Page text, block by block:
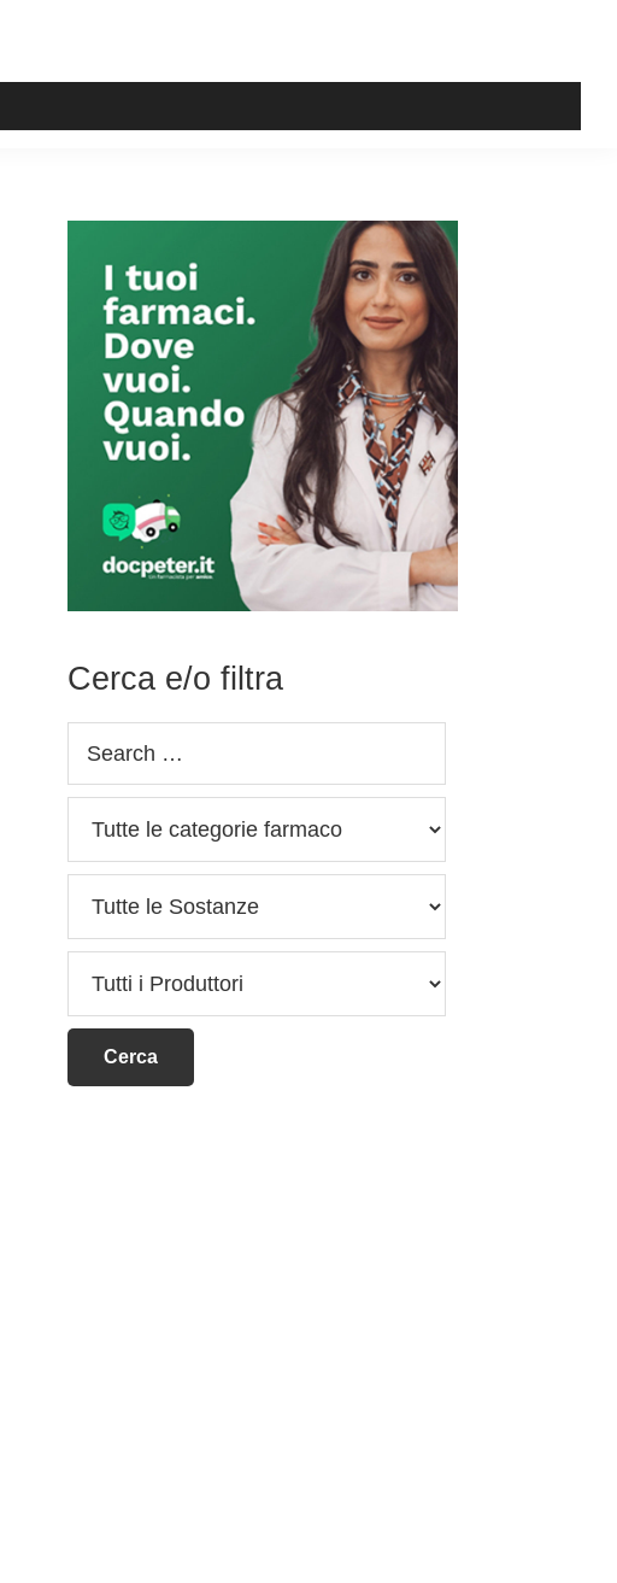
Sidebar
Cerca e/o filtra